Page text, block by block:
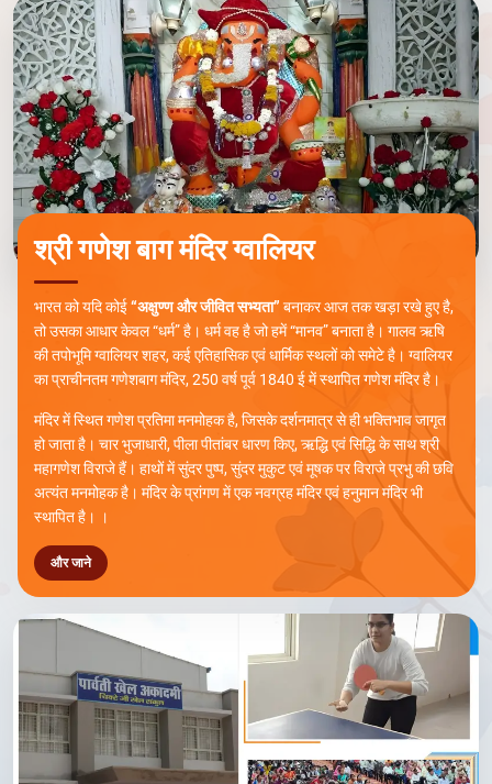
श्री गणेश बाग मंदिर ग्वालियर
भारत को यदि कोई“अक्षुण्ण और जीवित सभ्यता” बनाकर आज तक खड़ा रखे हुए है,
तो उसका आधार केवल “धर्म” है। धर्म वह है जो हमें “मानव” बनाता है। गालव ऋषि
की तपोभूमि ग्वालियर शहर, कई एतिहासिक एवं धार्मिक स्थलों को समेटे है। ग्वालियर
का प्राचीनतम गणेशबाग मंदिर, 250 वर्ष पूर्व 1840 ई में स्थापित गणेश मंदिर है।
मंदिर में स्थित गणेश प्रतिमा मनमोहक है, जिसके दर्शनमात्र से ही भक्तिभाव जागृत
हो जाता है। चार भुजाधारी, पीला पीतांबर धारण किए, ऋद्धि एवं सिद्धि के साथ श्री
महागणेश विराजे हैं। हाथों में सुंदर पुष्प, सुंदर मुकुट एवं मूषक पर विराजे प्रभु की छवि
अत्यंत मनमोहक है। मंदिर के प्रांगण में एक नवग्रह मंदिर एवं हनुमान मंदिर भी
स्थापित है। ।
और जाने